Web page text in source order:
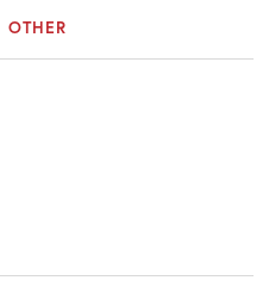
OTHER